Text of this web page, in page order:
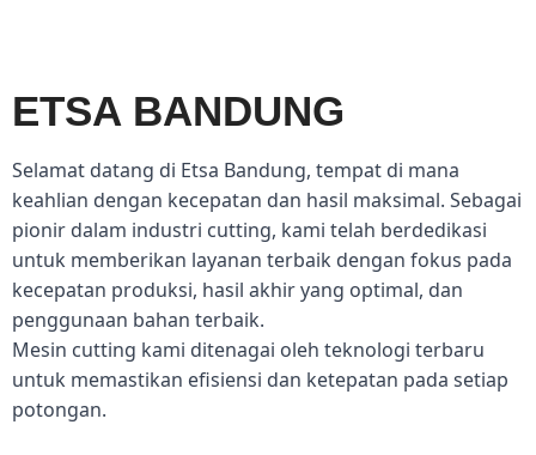
ETSA BANDUNG
Selamat datang di Etsa Bandung, tempat di mana
keahlian dengan kecepatan dan hasil maksimal. Sebagai
pionir dalam industri cutting, kami telah berdedikasi
untuk memberikan layanan terbaik dengan fokus pada
kecepatan produksi, hasil akhir yang optimal, dan
penggunaan bahan terbaik.
Mesin cutting kami ditenagai oleh teknologi terbaru
untuk memastikan efisiensi dan ketepatan pada setiap
potongan.